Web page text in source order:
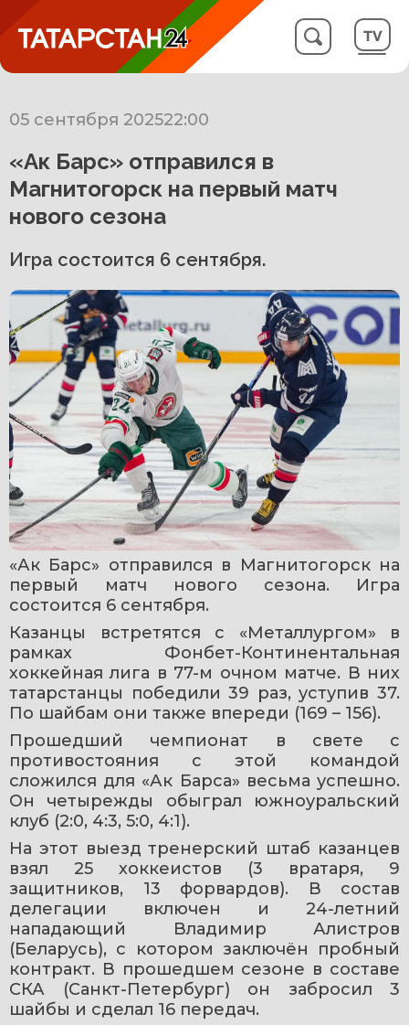
05 сентября 202522:00
«Ак Барс» отправился в
Магнитогорск на первый матч
нового сезона
Игра состоится 6 сентября.
«Ак Барс» отправился в Магнитогорск на
первый матч нового сезона. Игра
состоится 6 сентября.
Казанцы встретятся с «Металлургом» в
рамках Фонбет-Континентальная
хоккейная лига в 77-м очном матче. В них
татарстанцы победили 39 раз, уступив 37.
По шайбам они также впереди (169 – 156).
Прошедший чемпионат в свете с
противостояния с этой командой
сложился для «Ак Барса» весьма успешно.
Он четырежды обыграл южноуральский
клуб (2:0, 4:3, 5:0, 4:1).
На этот выезд тренерский штаб казанцев
взял 25 хоккеистов (3 вратаря, 9
защитников, 13 форвардов). В состав
делегации включен и 24-летний
нападающий Владимир Алистров
(Беларусь), с котором заключён пробный
контракт. В прошедшем сезоне в составе
СКА (Санкт-Петербург) он забросил 3
шайбы и сделал 16 передач.